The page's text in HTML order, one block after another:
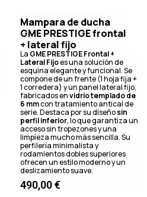
Mampara de ducha
GME PRESTIGE frontal
+ lateral fijo
La GME PRESTIGE Frontal +
Lateral Fijoes una solución de
esquina elegante y funcional. Se
compone de un frente (1 hoja fija +
1 corredera) y un panel lateral fijo,
fabricados envidrio templado de
6 mmcon tratamiento antical de
serie. Destaca por su diseñosin
perfil inferior, lo que garantiza un
acceso sin tropezones y una
limpieza mucho más sencilla. Su
perfilería minimalista y
rodamientos dobles superiores
ofrecen un estilo moderno y un
deslizamiento suave.
490,00€